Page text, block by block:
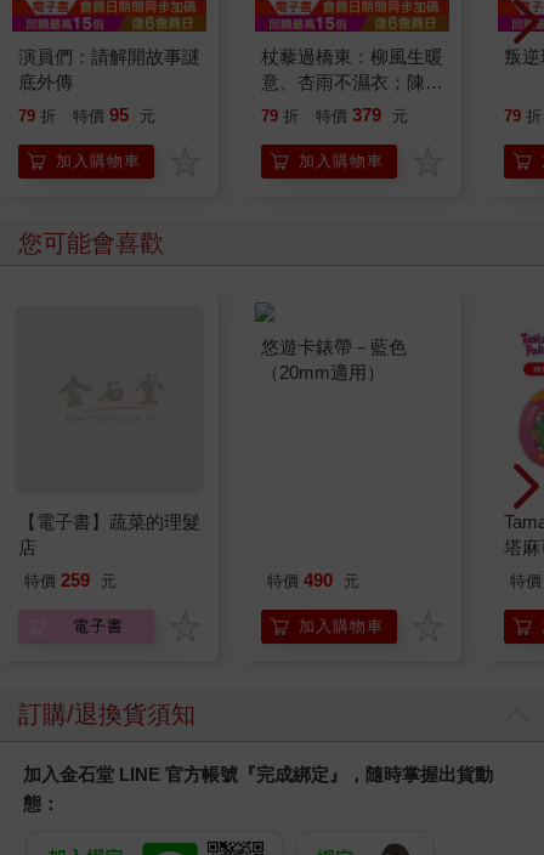
健三確實每天都被工作追著跑，即使回到家也片刻不得閒。更且
他想看自己想看的書，寫自己想寫的東西，思索自己想思索的問
題，因此他幾乎不知道「心情上的餘裕」為何物，始終黏在書桌
前。
性地拒絕，並暗自驚訝別人為何有這種閒工夫。他完全沒察覺
到，自己對時間的態度，恰如守財奴對金錢的態度。
的大腦與書籍文字打交道得越複雜，就使他越陷入孤獨，時而甚
至感到些許寂寞。但另一方面，他也深信自己心靈深處有一團異
樣的火焰，因此儘管生活之路朝著荒涼曠野走去，反倒覺得本應
如此，也絕不認為人的熱血會趨向枯竭。
很遺憾的，健三敵不過妻子這種批評。每當妻子這麼說，他總擺
出一張臭臉，有時打從心底怨懟妻子不瞭解他，有時罵個兩句，
有時甚至不由分說地駁斥妻子。聽在妻子耳裡，他那大動肝火的
怒言和虛張聲勢沒兩樣。因此妻子也只是把「自吹自擂」訂正為
他有個同父異母的姊姊和一個哥哥。說到親屬也只有這兩家，但
己的工作。況且回到東京後，他和兄姊見過三四次面了，對他言
能只是一如往常，每天規律地往返於千駄木的街道，大概不會走
到別的地方去。這段期間，若星期天得以放鬆一下，他頂多也只
是攤開疲累的四肢躺在榻榻米上，偷得浮生半日閒。
然而，下一個星期天來臨時，他猛然憶起在路上碰過兩次的男
演員們：請解開故事謎
底外傳
79 折 特價 95 元
加入購物車
杖藜過橋東：柳風生暖
意、杏雨不濕衣；陳亮
恭談以心轉境的適齡漫
79 折 特價 379 元
加入購物車
叛
79 折
您可能會喜歡
【電子書】蔬菜的理髮
店
特價 259 元
電子書
悠遊卡錶帶－藍色
（20mm適用）
特價 490 元
加入購物車
塔
園
特價
訂購/退換貨須知
加入金石堂 LINE 官方帳號『完成綁定』，隨時掌握出貨動
態：